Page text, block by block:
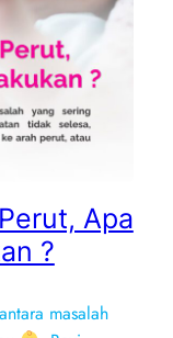
Apa
?
masalah